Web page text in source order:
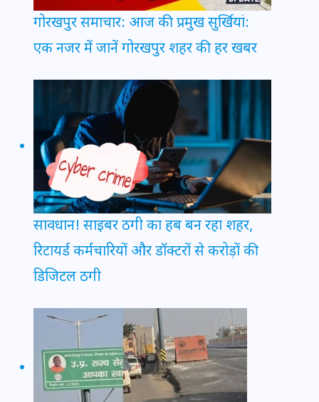
गोरखपुर समाचार: आज की प्रमुख सुर्खियां:
एक नजर में जानें गोरखपुर शहर की हर खबर
सावधान! साइबर ठगी का हब बन रहा शहर,
रिटायर्ड कर्मचारियों और डॉक्टरों से करोड़ों की
डिजिटल ठगी